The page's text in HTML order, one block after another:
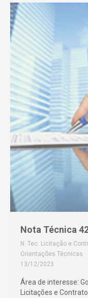
Nota Técnica
N. Tec. Licitação e
Orientações Técnicas
13/12/2023
Área de interesse:
Licitações e